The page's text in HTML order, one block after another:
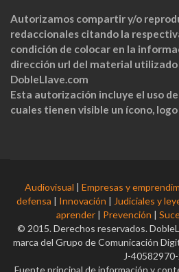
Autorizamos compartir y/o
redaccionales citando la
condición de colocar en la
dirección url del material
DobleLlave.com
Esta autorización incluye el uso
cuales tienen visible un ícono,
Audiovisual | Empresas y
defensa | Innovación | Judiciales y
aprender | Prevención |
© 2015. Derechos reservados.
marca del Grupo de Comunicación
J-
Fuente principal de información y